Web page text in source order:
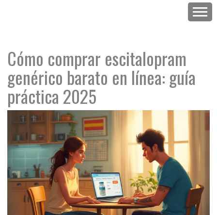
Cómo comprar escitalopram
genérico barato en línea: guía
práctica 2025